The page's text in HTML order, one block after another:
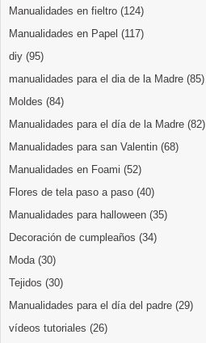
Manualidades en fieltro (124)
Manualidades en Papel (117)
diy (95)
manualidades para el dia de la Madre (85)
Moldes (84)
Manualidades para el día de la Madre (82)
Manualidades para san Valentin (68)
Manualidades en Foami (52)
Flores de tela paso a paso (40)
Manualidades para halloween (35)
Decoración de cumpleaños (34)
Moda (30)
Tejidos (30)
Manualidades para el día del padre (29)
vídeos tutoriales (26)